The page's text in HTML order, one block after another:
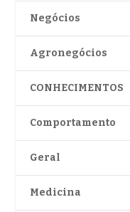
Negócios
Agronegócios
CONHECIMENTOS
Comportamento
Geral
Medicina